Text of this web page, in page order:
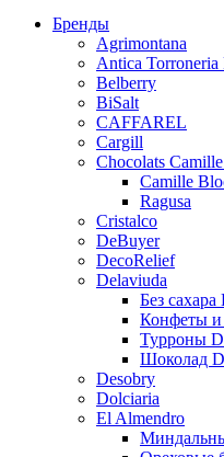
Бренды
Agrimontana
Antica Torroneria
Belberry
BiSalt
CAFFAREL
Cargill
Chocolats
Camille
Ragusa
Cristalco
DeBuyer
DecoRelief
Delaviuda
Без
Конфеты и
Турроны
Шоколад
Desobry
Dolciaria
El Almendro